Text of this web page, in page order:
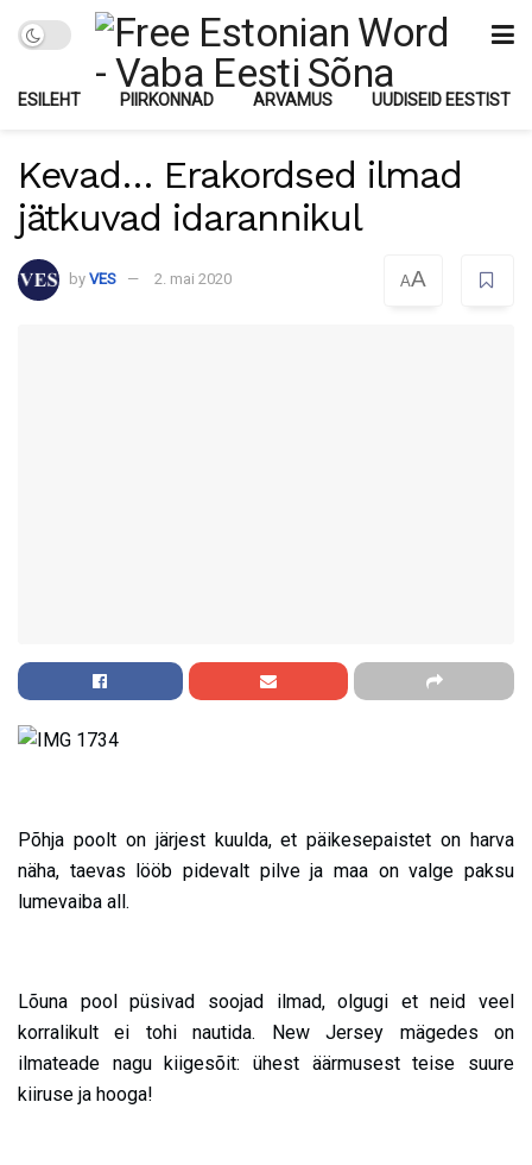
ESILEHT PIIRKONNAD ARVAMUS UUDISEID EESTIST
Kevad… Erakordsed ilmad
jätkuvad idarannikul
by VES 2. mai 2020 AA
Põhja poolt on järjest kuulda, et päikesepaistet on harva
näha, taevas lööb pidevalt pilve ja maa on valge paksu
lumevaiba all.
Lõuna pool püsivad soojad ilmad, olgugi et neid veel
korralikult ei tohi nautida. New Jersey mägedes on
ilmateade nagu kiigesõit: ühest äärmusest teise suure
kiiruse ja hooga!